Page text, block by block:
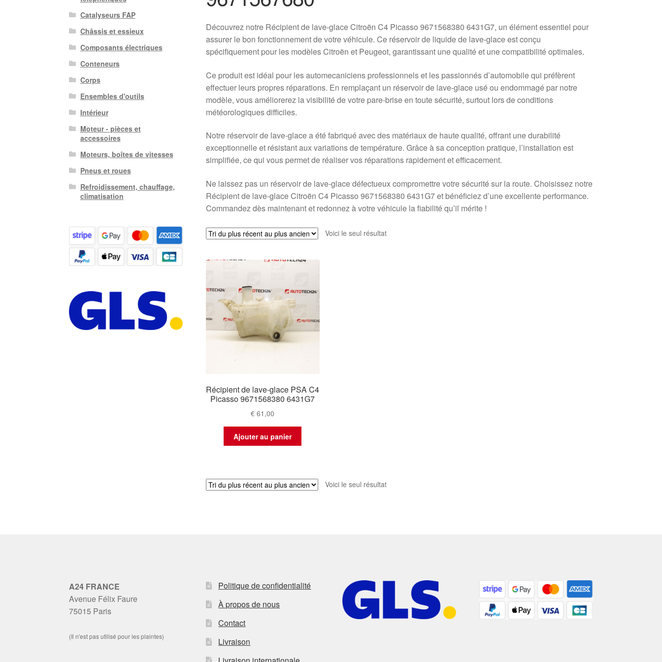
Découvrez notre Récipient de lave-glace Citroën C4 Picasso 9671568380 6431G7, un élément essentiel pour
assurer le bon fonctionnement de votre véhicule. Ce réservoir de liquide de lave-glace est conçu
spécifiquement pour les modèles Citroën et Peugeot, garantissant une qualité et une compatibilité optimales.
Ce produit est idéal pour les automecaniciens professionnels et les passionnés d’automobile qui préfèrent
effectuer leurs propres réparations. En remplaçant un réservoir de lave-glace usé ou endommagé par notre
modèle, vous améliorerez la visibilité de votre pare-brise en toute sécurité, surtout lors de conditions
météorologiques difficiles.
Notre réservoir de lave-glace a été fabriqué avec des matériaux de haute qualité, offrant une durabilité
exceptionnelle et résistant aux variations de température. Grâce à sa conception pratique, l’installation est
simplifiée, ce qui vous permet de réaliser vos réparations rapidement et efficacement.
Ne laissez pas un réservoir de lave-glace défectueux compromettre votre sécurité sur la route. Choisissez notre
Récipient de lave-glace Citroën C4 Picasso 9671568380 6431G7 et bénéficiez d’une excellente performance.
Commandez dès maintenant et redonnez à votre véhicule la fiabilité qu’il mérite !
Voici le seul résultat
Récipient de lave-glace PSA C4
Picasso 9671568380 6431G7
€ 61,00
Ajouter au panier
Voici le seul résultat
Catalyseurs FAP
Châssis et essieux
Composants électriques
Conteneurs
Corps
Ensembles d'outils
Intérieur
Moteur - pièces et
accessoires
Moteurs, boîtes de vitesses
Pneus et roues
Refroidissement, chauffage,
climatisation
A24 FRANCE
Avenue Félix Faure
75015 Paris
(Il n'est pas utilisé pour les plaintes)
Politique de confidentialité
À propos de nous
Contact
Livraison